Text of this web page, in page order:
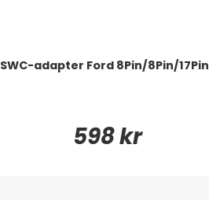
SWC-adapter Ford 8Pin/8Pin/17Pin
598 kr